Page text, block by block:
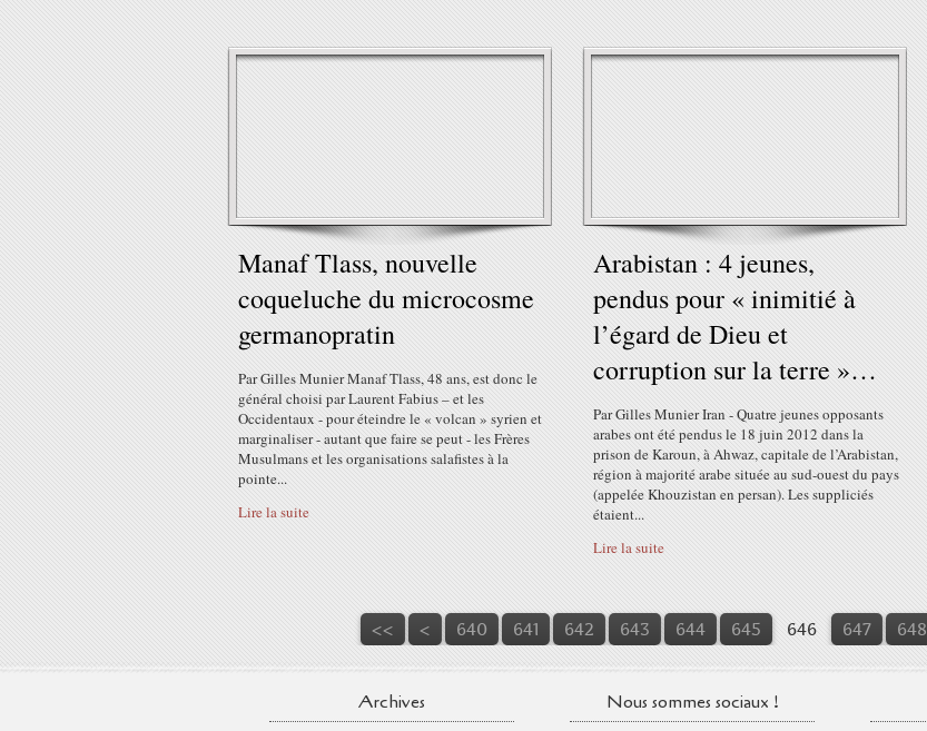
Manaf Tlass, nouvelle
coqueluche du microcosme
germanopratin
Par Gilles Munier Manaf Tlass, 48 ans, est donc le
général choisi par Laurent Fabius – et les
Occidentaux - pour éteindre le « volcan » syrien et
marginaliser - autant que faire se peut - les Frères
Musulmans et les organisations salafistes à la
pointe...
Lire la suite
Arabistan : 4 jeunes,
pendus pour « inimitié à
l’égard de Dieu et
corruption sur la terre »…
Par Gilles Munier Iran - Quatre jeunes opposants
arabes ont été pendus le 18 juin 2012 dans la
prison de Karoun, à Ahwaz, capitale de l’Arabistan,
région à majorité arabe située au sud-ouest du pays
(appelée Khouzistan en persan). Les suppliciés
étaient...
Lire la suite
<< < 600
610
620
630
640 641 642 643 644 645 646 647 648
Archives Nous sommes sociaux !